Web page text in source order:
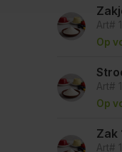
Art#
Op
Art#
Op
Zak
Art#